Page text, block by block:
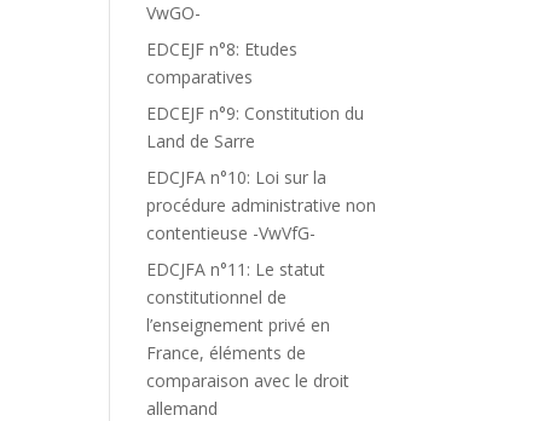
VwGO-
EDCEJF n°8: Etudes
comparatives
EDCEJF n°9: Constitution du
Land de Sarre
EDCJFA n°10: Loi sur la
procédure administrative non
contentieuse -VwVfG-
EDCJFA n°11: Le statut
constitutionnel de
l’enseignement privé en
France, éléments de
comparaison avec le droit
allemand